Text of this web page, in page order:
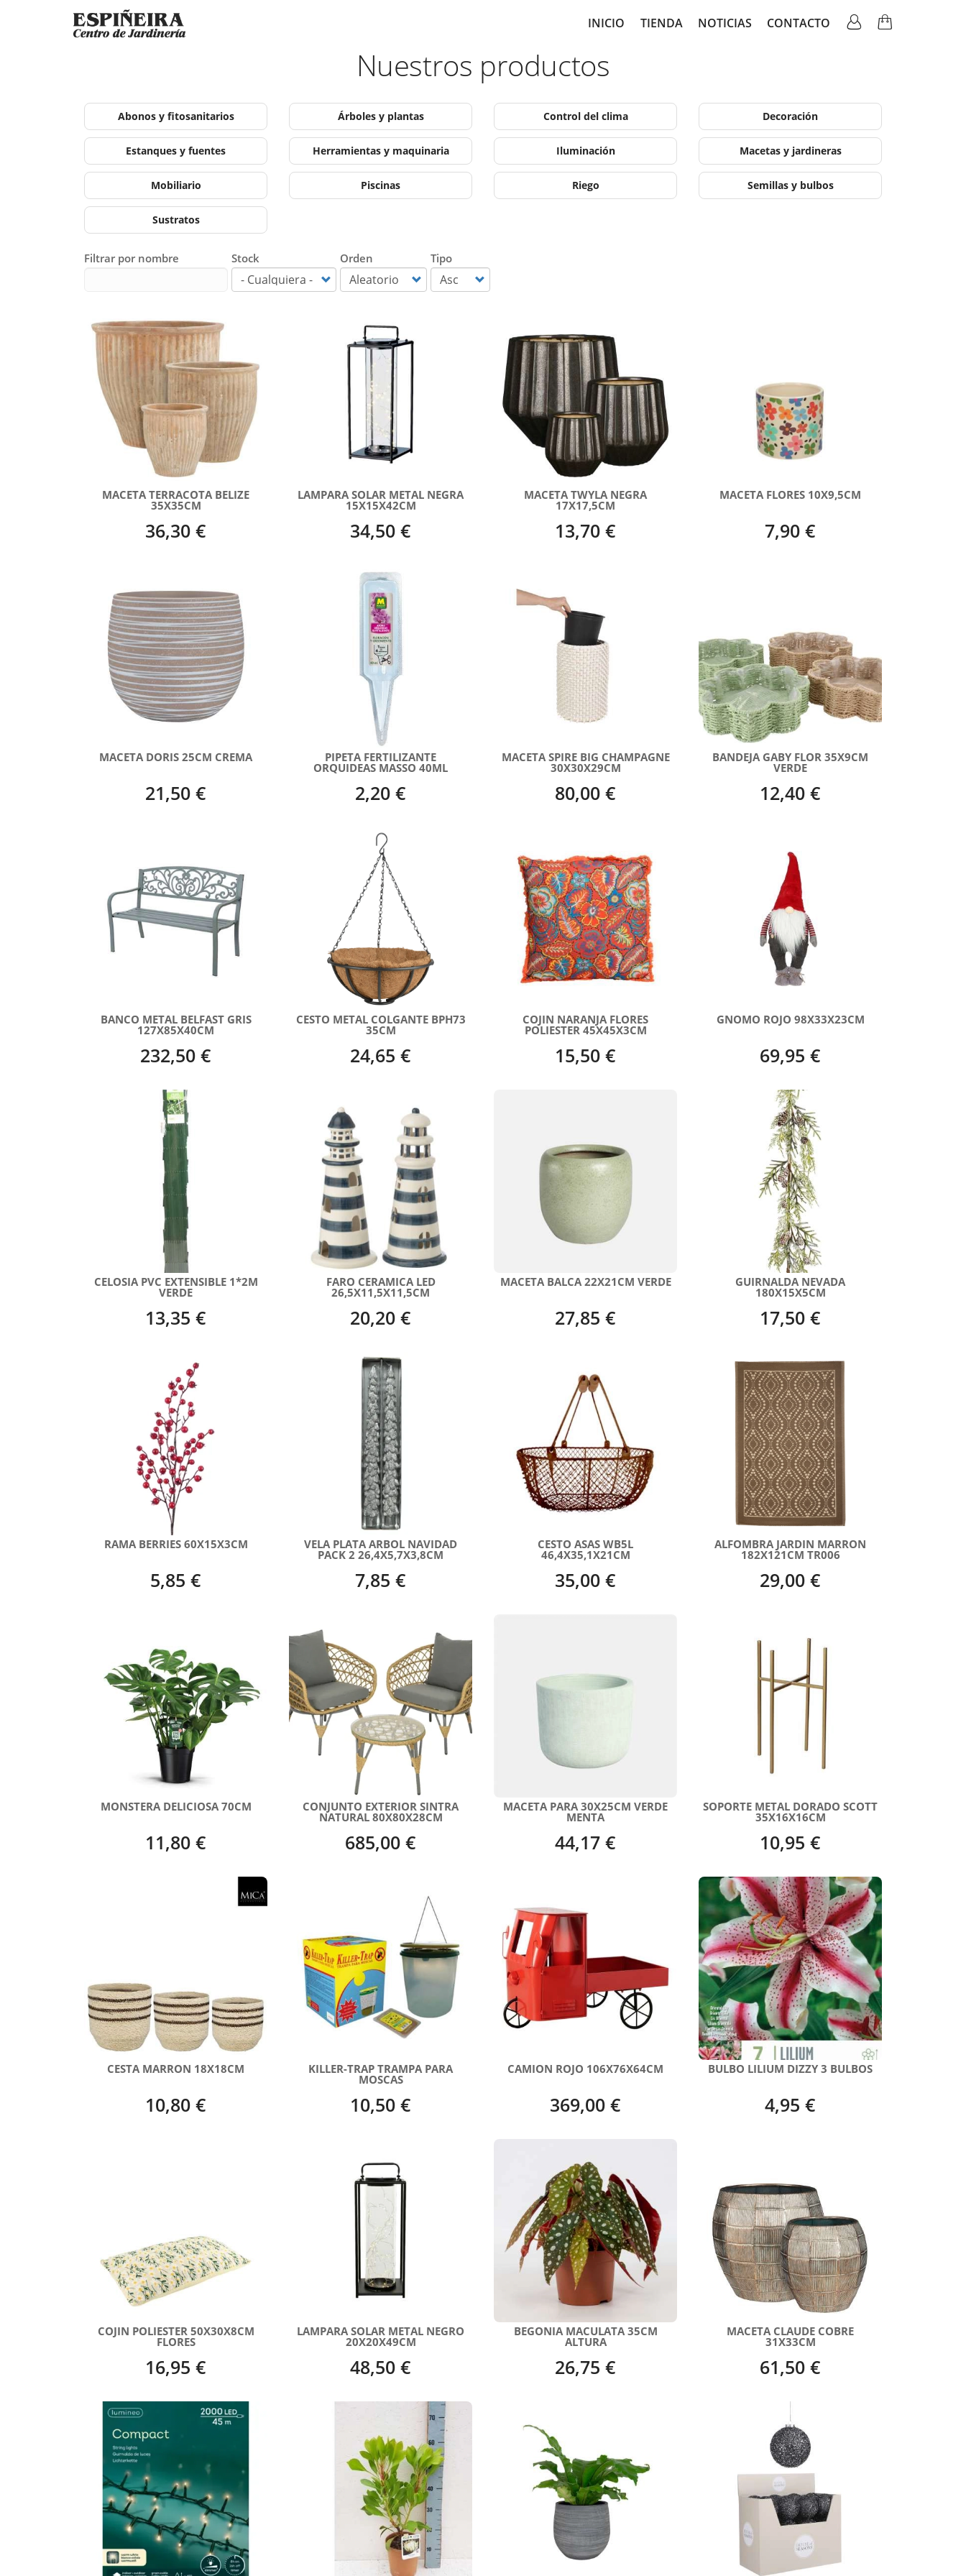
Main
navigation
INICIO TIENDA NOTICIAS CONTACTO
Nuestros productos
Abonos y fitosanitarios Árboles y plantas Control del clima Decoración
Estanques y fuentes Herramientas y maquinaria Iluminación Macetas y jardineras
Mobiliario Piscinas Riego Semillas y bulbos
Sustratos
Filtrar por nombre Stock Orden Tipo
MACETA TERRACOTA BELIZE
35X35CM
36,30 €
LAMPARA SOLAR METAL NEGRA
15X15X42CM
34,50 €
MACETA TWYLA NEGRA
17X17,5CM
13,70 €
MACETA FLORES 10X9,5CM
7,90 €
MACETA DORIS 25CM CREMA
21,50 €
PIPETA FERTILIZANTE
ORQUIDEAS MASSO 40ML
2,20 €
MACETA SPIRE BIG CHAMPAGNE
30X30X29CM
80,00 €
BANDEJA GABY FLOR 35X9CM
VERDE
12,40 €
BANCO METAL BELFAST GRIS
127X85X40CM
232,50 €
CESTO METAL COLGANTE BPH73
35CM
24,65 €
COJIN NARANJA FLORES
POLIESTER 45X45X3CM
15,50 €
GNOMO ROJO 98X33X23CM
69,95 €
CELOSIA PVC EXTENSIBLE 1*2M
VERDE
13,35 €
FARO CERAMICA LED
26,5X11,5X11,5CM
20,20 €
MACETA BALCA 22X21CM VERDE
27,85 €
GUIRNALDA NEVADA
180X15X5CM
17,50 €
RAMA BERRIES 60X15X3CM
5,85 €
VELA PLATA ARBOL NAVIDAD
PACK 2 26,4X5,7X3,8CM
7,85 €
CESTO ASAS WB5L
46,4X35,1X21CM
35,00 €
ALFOMBRA JARDIN MARRON
182X121CM TR006
29,00 €
MONSTERA DELICIOSA 70CM
11,80 €
CONJUNTO EXTERIOR SINTRA
NATURAL 80X80X28CM
685,00 €
MACETA PARA 30X25CM VERDE
MENTA
44,17 €
SOPORTE METAL DORADO SCOTT
35X16X16CM
10,95 €
CESTA MARRON 18X18CM
10,80 €
KILLER-TRAP TRAMPA PARA
MOSCAS
10,50 €
CAMION ROJO 106X76X64CM
369,00 €
BULBO LILIUM DIZZY 3 BULBOS
4,95 €
COJIN POLIESTER 50X30X8CM
FLORES
16,95 €
LAMPARA SOLAR METAL NEGRO
20X20X49CM
48,50 €
BEGONIA MACULATA 35CM
ALTURA
26,75 €
MACETA CLAUDE COBRE
31X33CM
61,50 €